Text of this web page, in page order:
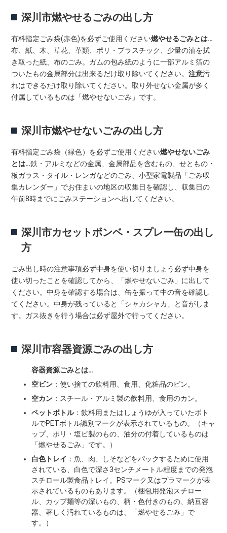
深川市燃やせるごみの出し方
有料指定ごみ袋(赤色)を必ずご使用ください燃やせるごみとは…
布、紙、木、草花、革類、ポリ・プラスチック、少量の油を拭
き取った紙、布のごみ。ガムの包み紙のように一部アルミ箔の
ついたもの金属部分は出来るだけ取り除いてください。注意汚
れはできるだけ取り除いてください。取り外せない金属が多く
付属しているものは「燃やせないごみ」です。
深川市燃やせないごみの出し方
有料指定ごみ袋（緑色）を必ずご使用ください燃やせないごみ
とは…鉄・アルミなどの金属、金属部品を含むもの、せともの・
板ガラス・タイル・レンガなどのごみ、小型家電製品「ごみ収
集カレンダー」でお住まいの地区の収集日を確認し、収集日の
午前8時までにごみステーションへ出してください。
深川市カセットボンベ・スプレー缶の出し
方
ごみ出し時の注意事項必ず中身を使い切りましょう必ず中身を
使い切ったことを確認してから、「燃やせないごみ」に出して
ください。中身を確認する場合は、缶を振って中の音を確認し
てください。中身が残っていると「シャカシャカ」と音がしま
す。ガス抜きを行う場合は必ず屋外で行ってください。
深川市容器資源ごみの出し方
容器資源ごみとは…
空ビン ：使い捨ての飲料用、食用、化粧品のビン。
空カン ：スチール・アルミ製の飲料用、食用のカン。
ペットボトル：飲料用またはしょうゆが入っていたボト
ルでPETボトル識別マークが表示されているもの。（キャ
ップ、ポリ・塩ビ製のもの、油分の付着しているものは
「燃やせるごみ」です。）
白色トレイ ：魚、肉、しそなどをパックするために使用
されている、白色で深さ3センチメートル程度までの発泡
スチロール製食品トレイ。PSマーク又はプラマークが表
示されているものもあります。（梱包用発泡スチロー
ル、カップ麺等の深いもの、柄・色付きのもの、納豆容
器、著しく汚れているものは、「燃やせるごみ」で
す。）